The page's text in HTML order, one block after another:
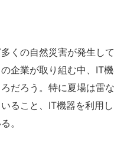
くの自然災害が発生し
企業が取り組む中、IT
だろう。特に夏場は雷
ること、IT機器を利用
。